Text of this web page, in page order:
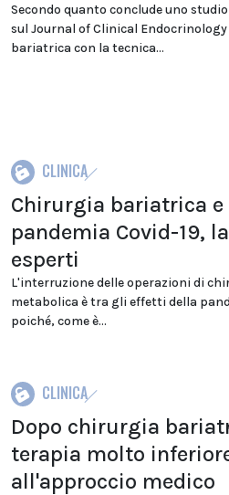
Secondo quanto conclude uno
sul Journal of Clinical
bariatrica con la tecnica...
CLINICA
Chirurgia bariatrica
pandemia Covid-19,
esperti
L'interruzione delle operazioni di
metabolica è tra gli effetti della
poiché, come è...
CLINICA
Dopo chirurgia
terapia molto
all'approccio medico